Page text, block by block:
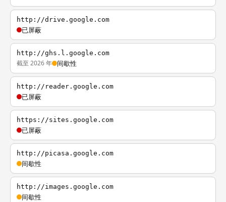
http://drive.google.com
已屏蔽
http://ghs.l.google.com
截至 2026 年 间歇性
http://reader.google.com
已屏蔽
https://sites.google.com
已屏蔽
http://picasa.google.com
间歇性
http://images.google.com
间歇性